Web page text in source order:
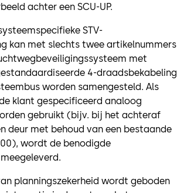
achter een SCU-UP.
STV-
kan met slechts twee artikelnummers
met
4-draadsbekabeling
worden samengesteld. Als
klant gespecificeerd analoog
gebruikt (bijv. bij het achteraf
deur met behoud van een bestaande
wordt de benodigde
planningszekerheid wordt geboden